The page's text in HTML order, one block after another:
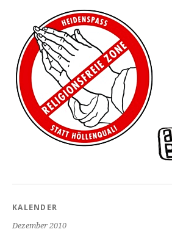
KALENDER
Dezember 2010